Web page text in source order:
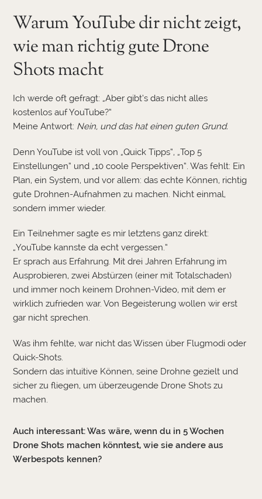
Warum YouTube dir nicht zeigt,
wie man richtig gute Drone
Shots macht
Ich werde oft gefragt: „Aber gibt’s das nicht alles
kostenlos auf YouTube?“
Meine Antwort: Nein, und das hat einen guten Grund.
Denn YouTube ist voll von „Quick Tipps“, „Top 5
Einstellungen“ und „10 coole Perspektiven“. Was fehlt: Ein
Plan, ein System, und vor allem: das echte Können, richtig
gute Drohnen-Aufnahmen zu machen. Nicht einmal,
sondern immer wieder.
Ein Teilnehmer sagte es mir letztens ganz direkt:
„YouTube kannste da echt vergessen.“
Er sprach aus Erfahrung. Mit drei Jahren Erfahrung im
Ausprobieren, zwei Abstürzen (einer mit Totalschaden)
und immer noch keinem Drohnen-Video, mit dem er
wirklich zufrieden war. Von Begeisterung wollen wir erst
gar nicht sprechen.
Was ihm fehlte, war nicht das Wissen über Flugmodi oder
Quick-Shots.
Sondern das intuitive Können, seine Drohne gezielt und
sicher zu fliegen, um überzeugende Drone Shots zu
machen.
Auch interessant:Was wäre, wenn du in 5 Wochen
Drone Shots machen könntest, wie sie andere aus
Werbespots kennen?